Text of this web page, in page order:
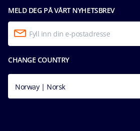
MELD DEG PÅ VÅRT NYHETSBREV
CHANGE COUNTRY
Norway | Norsk